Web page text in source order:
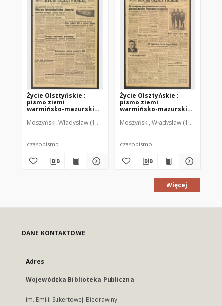
Życie Olsztyńskie :
pismo ziemi
warmińsko-mazurskiej,
Moszyński, Władysław (1922-2001). Red. Mroczkowski, Włodzimierz
czasopismo
Życie Olsztyńskie :
pismo ziemi
warmińsko-mazurskiej,
Moszyński, Władysław (1922-2001).
czasopismo
Więcej
DANE KONTAKTOWE
Adres
Wojewódzka Biblioteka Publiczna
im. Emilii Sukertowej-Biedrawiny